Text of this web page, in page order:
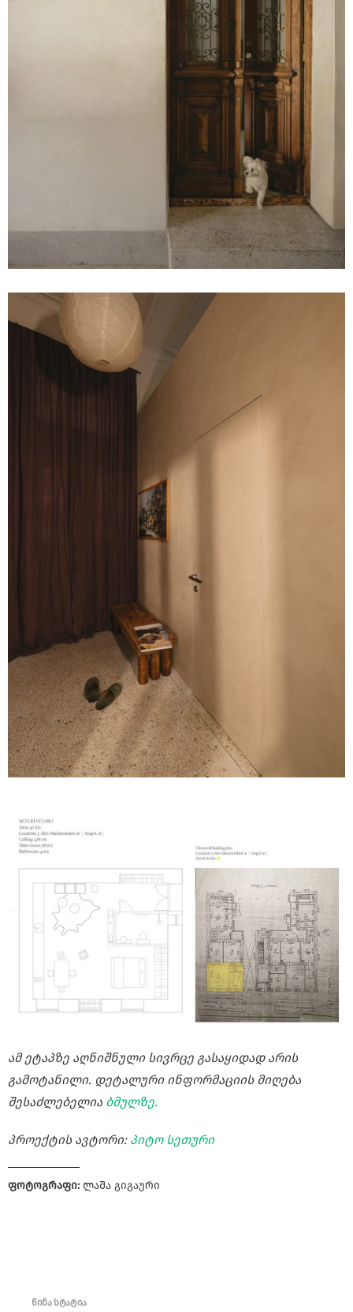
ამ ეტაპზე აღნიშნული სივრცე გასაყიდად არის
გამოტანილი. დეტალური ინფორმაციის მიღება
შესაძლებელია ბმულზე.
პროექტის ავტორი: პიტო სეთური
ფოტოგრაფი: ლაშა გიგაური
წინა სტატია